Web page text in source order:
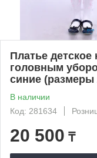
Платье детское
головным
синие (размеры
В наличии
Код: 281634
20 500 ₸